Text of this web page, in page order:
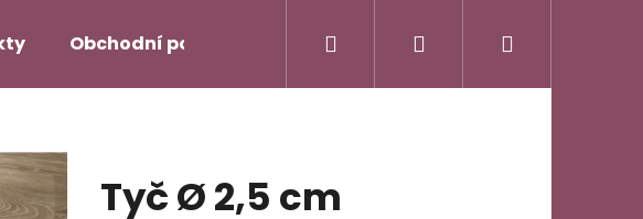
Obchodní podmínky Napište nám Přihlášení
Tyč Ø 2,5 cm